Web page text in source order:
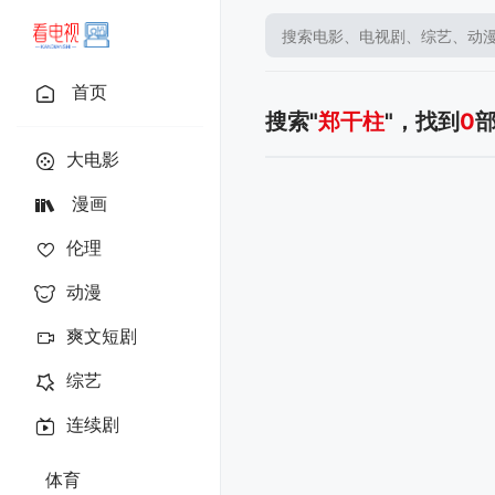
首页
大电影
漫画
伦理
动漫
爽文短剧
综艺
连续剧
体育
搜索"郑干柱"，找到 0